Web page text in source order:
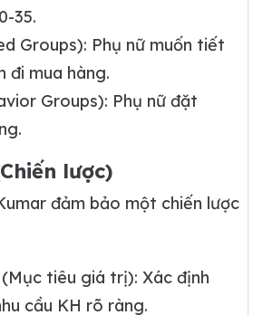
35.
Groups): Phụ nữ muốn tiết
đi mua hàng.
Groups): Phụ nữ đặt
lược)
đảm bảo một chiến lược
tiêu giá trị): Xác định
cầu KH rõ ràng.